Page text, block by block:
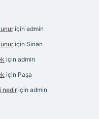
için admin
için Sinan
için admin
için Paşa
nediriçin admin